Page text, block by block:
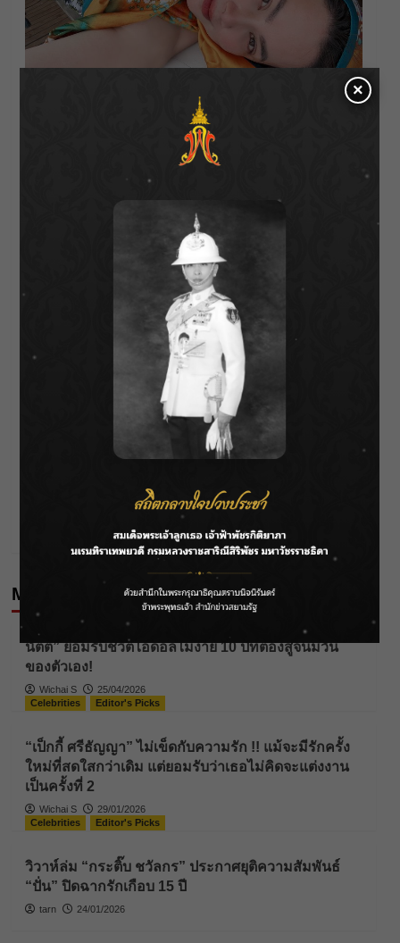
About Author
Bentleyyapa
See author's posts
navigation
เตรียมเปิด “โลกใบใหม่” ของ “มะเดี่ยว ชูเกียรติ” ใน
ดวงประจำวันอาทิตย์ที่ 9 กรกฎาคม พ.ศ.2566
More StoriesEditor's Picks
นัตตี้” ยอมรับชีวิตไอดอลไม่ง่าย 10 ปีที่ต้องสู้จนมีวัน
ของตัวเอง!
Wichai S
25/04/2026
Celebrities
Editor's Picks
“เป็กกี้ ศรีธัญญา” ไม่เข็ดกับความรัก !! แม้จะมีรักครั้ง
ใหม่ที่สดใสกว่าเดิม แต่ยอมรับว่าเธอไม่คิดจะแต่งงาน
เป็นครั้งที่ 2
Wichai S
29/01/2026
Celebrities
Editor's Picks
วิวาห์ล่ม “กระติ๊บ ชวัลกร” ประกาศยุติความสัมพันธ์
“ปั่น” ปิดฉากรักเกือบ 15 ปี
tarn 24/01/2026
×